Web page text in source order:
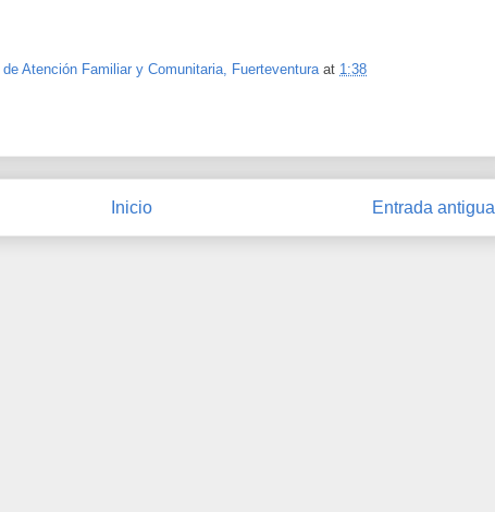
Atención Familiar y Comunitaria, Fuerteventura at 1:38
Entrada antigua
Inicio